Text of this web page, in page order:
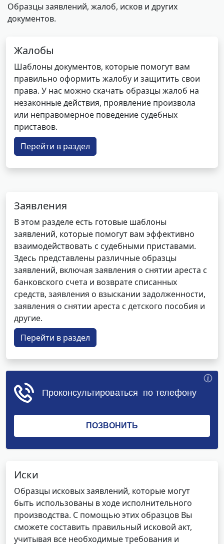
Образцы заявлений, жалоб, исков и других
документов.
Жалобы
Шаблоны документов, которые помогут вам
правильно оформить жалобу и защитить свои
права. У нас можно скачать образцы жалоб на
незаконные действия, проявление произвола
или неправомерное поведение судебных
приставов.
Перейти в раздел
Заявления
В этом разделе есть готовые шаблоны
заявлений, которые помогут вам эффективно
взаимодействовать с судебными приставами.
Здесь представлены различные образцы
заявлений, включая заявления о снятии ареста с
банковского счета и возврате списанных
средств, заявления о взыскании задолженности,
заявления о снятии ареста с детского пособия и
другие.
Перейти в раздел
Иски
Образцы исковых заявлений, которые могут
быть использованы в ходе исполнительного
производства. С помощью этих образцов Вы
сможете составить правильный исковой акт,
учитывая все необходимые требования и